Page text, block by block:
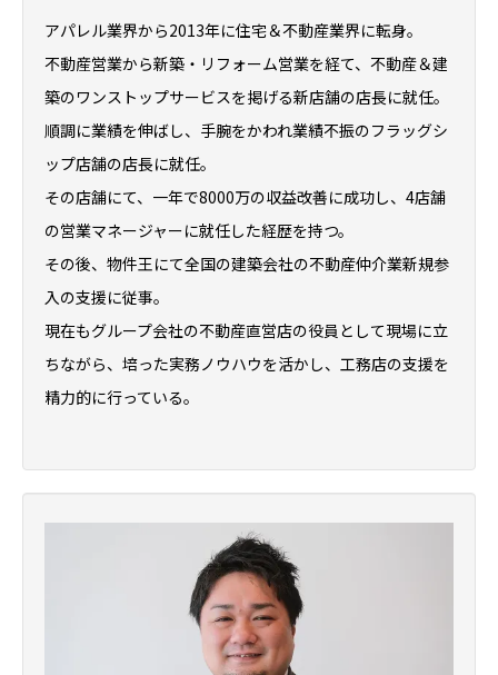
アパレル業界から2013年に住宅＆不動産業界に転身。
不動産営業から新築・リフォーム営業を経て、不動産＆建
築のワンストップサービスを掲げる新店舗の店長に就任。
順調に業績を伸ばし、手腕をかわれ業績不振のフラッグシ
ップ店舗の店長に就任。
その店舗にて、一年で8000万の収益改善に成功し、4店舗
の営業マネージャーに就任した経歴を持つ。
その後、物件王にて全国の建築会社の不動産仲介業新規参
入の支援に従事。
現在もグループ会社の不動産直営店の役員として現場に立
ちながら、培った実務ノウハウを活かし、工務店の支援を
精力的に行っている。